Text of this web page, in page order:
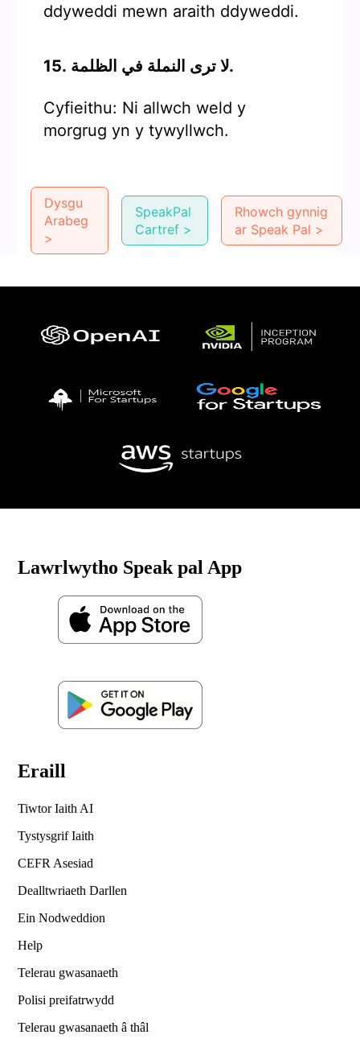
ddyweddi mewn araith ddyweddi.
15. لا ترى النملة في الظلمة.
Cyfieithu: Ni allwch weld y
morgrug yn y tywyllwch.
Dysgu
Arabeg
>
SpeakPal
Cartref >
Rhowch gynnig
ar Speak Pal >
Lawrlwytho Speak pal App
Eraill
Tiwtor Iaith AI
Tystysgrif Iaith
CEFR Asesiad
Dealltwriaeth Darllen
Ein Nodweddion
Help
Telerau gwasanaeth
Polisi preifatrwydd
Telerau gwasanaeth â thâl